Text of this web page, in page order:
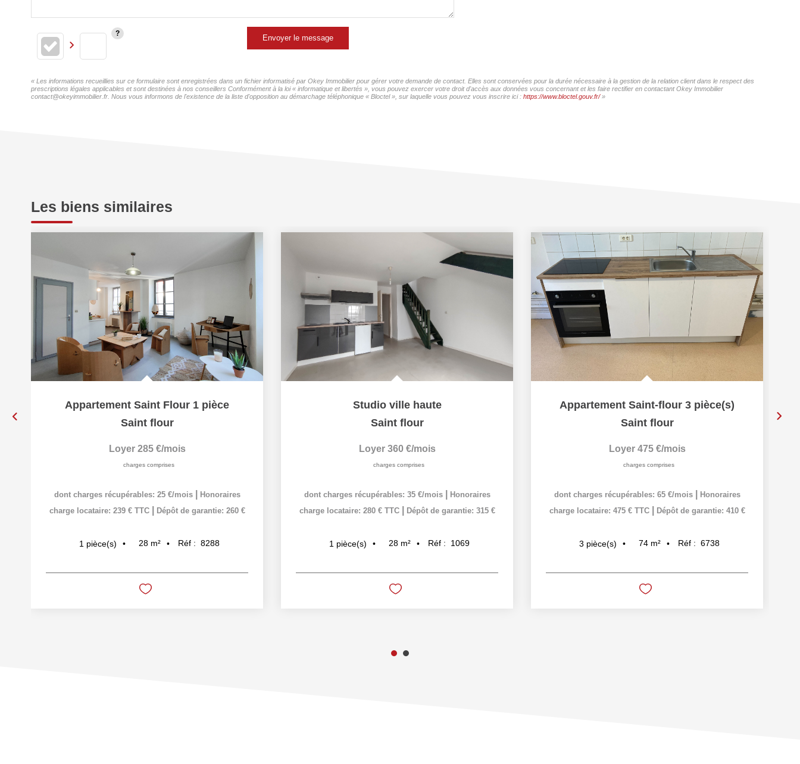
Envoyer le message
« Les informations recueillies sur ce formulaire sont enregistrées dans un fichier informatisé par Okey Immobilier pour gérer votre demande de contact. Elles sont conservées pour la durée nécessaire à la gestion de la relation client dans le respect des
prescriptions légales applicables et sont destinées à nos conseillers Conformément à la loi « informatique et libertés », vous pouvez exercer votre droit d'accès aux données vous concernant et les faire rectifier en contactant Okey Immobilier
contact@okeyimmobilier.fr. Nous vous informons de l'existence de la liste d'opposition au démarchage téléphonique « Bloctel », sur laquelle vous pouvez vous inscrire ici : https://www.bloctel.gouv.fr/»
Les biens similaires
Appartement Saint Flour 1 pièce
Saint flour
Loyer 285 €/mois
charges comprises
dont charges récupérables: 25 €/mois
Honoraires
charge locataire: 239 € TTC
Dépôt de garantie: 260 €
1 pièce(s) 28 m² Réf : 8288
Studio ville haute
Saint flour
Loyer 360 €/mois
charges comprises
dont charges récupérables: 35 €/mois
Honoraires
charge locataire: 280 € TTC
Dépôt de garantie: 315 €
1 pièce(s) 28 m² Réf : 1069
Appartement Saint-flour 3 pièce(s)
Saint flour
Loyer 475 €/mois
charges comprises
dont charges récupérables: 65 €/mois
Honoraires
charge locataire: 475 € TTC
Dépôt de garantie: 410 €
3 pièce(s) 74 m² Réf : 6738